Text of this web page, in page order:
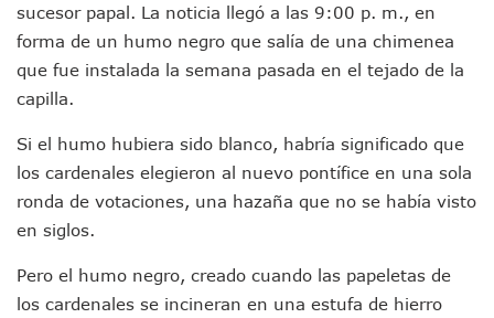
Lluvias E Inundaciones No Detienen El Transporte Público
Bruno Blancas Reúne A Especialistas Para Analizar La
Entregan Aparato Auditivo A Don Juan Ramírez En Puerto
Viajar A Puerto Vallarta Este Verano Puede Costar Hasta
Plantean “Ley Don Juanito” Al Diputado Federal Bruno
Vecinos De La Playita Reciben A Juan Carlos Castro
Yussara Canales Pide Transparencia Sobre Nuevo
Adultos Mayores De Ixtapa Tendrán Una “Casa De Día”
sucesor papal. La noticia llegó a las 9:00 p. m., en
forma de un humo negro que salía de una chimenea
que fue instalada la semana pasada en el tejado de la
capilla.
Si el humo hubiera sido blanco, habría significado que
los cardenales elegieron al nuevo pontífice en una sola
ronda de votaciones, una hazaña que no se había visto
en siglos.
Pero el humo negro, creado cuando las papeletas de
los cardenales se incineran en una estufa de hierro